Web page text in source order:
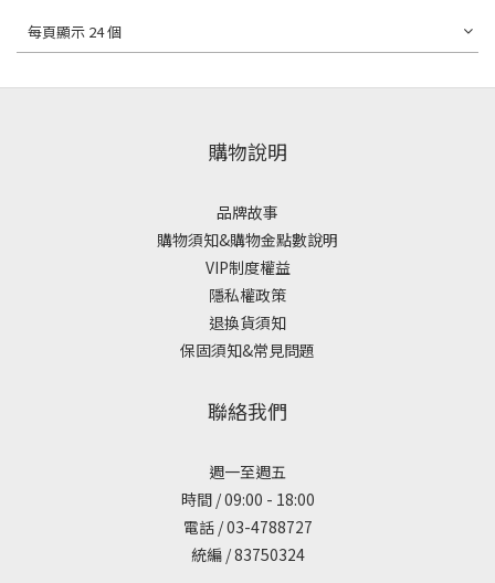
每頁顯示 24 個
購物說明
品牌故事
購物須知&購物金點數說明
VIP制度權益
隱私權政策
退換貨須知
保固須知&常見問題
聯絡我們
週一至週五
時間 / 09:00 - 18:00
電話 / 03-4788727
統編 / 83750324